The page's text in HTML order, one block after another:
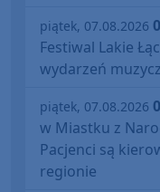
piątek, 07.08.2026
Festiwal Lakie
wydarzeń
piątek, 07.08.2026
w Miastku z
Pacjenci są
regionie